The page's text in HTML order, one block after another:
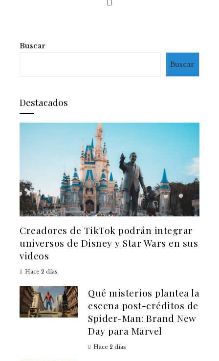
Buscar
Buscar
Destacados
Creadores de TikTok podrán integrar
universos de Disney y Star Wars en sus
videos
Hace 2 días
Qué misterios plantea la
escena post-créditos de
Spider-Man: Brand New
Day para Marvel
Hace 2 días